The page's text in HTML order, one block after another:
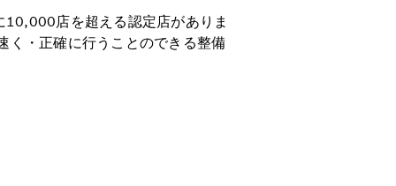
店を超える認定店がありま
く・正確に行うことのできる整備